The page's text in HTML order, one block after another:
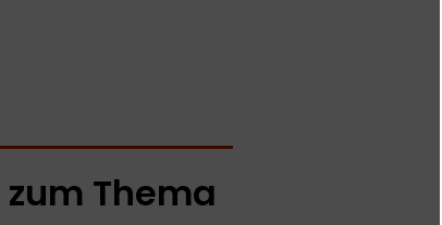
Thema